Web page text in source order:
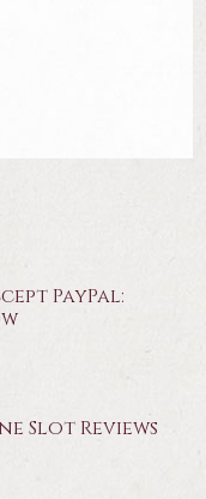
PayPal:
Slot Reviews